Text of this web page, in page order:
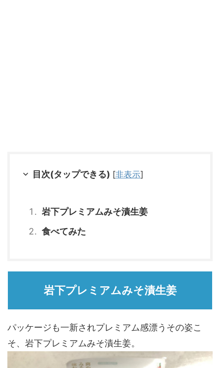
目次(タップできる) [非表示]
岩下プレミアムみそ漬生姜
食べてみた
岩下プレミアムみそ漬生姜
パッケージも一新されプレミアム感漂うその姿こ
そ、岩下プレミアムみそ漬生姜。